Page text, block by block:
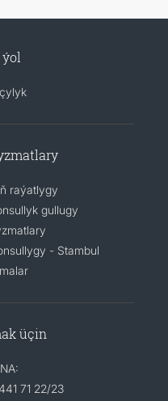
raýatlygy
gullugy
- Stambul
üçin
71 22/23